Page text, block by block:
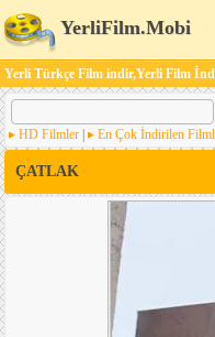
YerliFilm.Mobi
Yerli Türkçe Film indir,Yerli Film
HD Filmler En Çok İndirilen
ÇATLAK